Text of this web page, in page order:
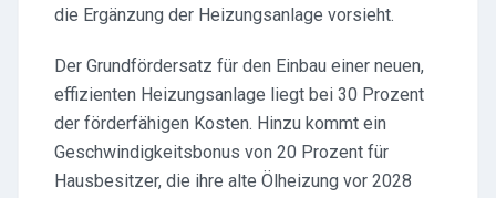
die Ergänzung der Heizungsanlage vorsieht.
Der Grundfördersatz für den Einbau einer neuen,
effizienten Heizungsanlage liegt bei 30 Prozent
der förderfähigen Kosten. Hinzu kommt ein
Geschwindigkeitsbonus von 20 Prozent für
Hausbesitzer, die ihre alte Ölheizung vor 2028